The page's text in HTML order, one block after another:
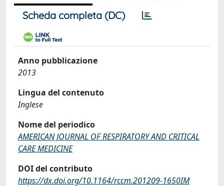
Scheda completa (DC)
Anno pubblicazione
2013
Lingua del contenuto
Inglese
Nome del periodico
AMERICAN JOURNAL OF RESPIRATORY AND CRITICAL
CARE MEDICINE
DOI del contributo
https://dx.doi.org/10.1164/rccm.201209-1650IM